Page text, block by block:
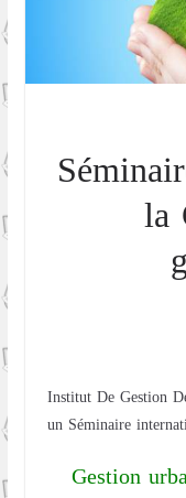
la
Institut De Gestion
un Séminaire
Gestion